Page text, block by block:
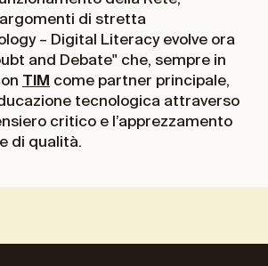
di stretta
– Digital Literacy evolve ora
and Debate" che, sempre in
TIM come partner principale,
tecnologica attraverso
critico e l’apprezzamento
di qualità.